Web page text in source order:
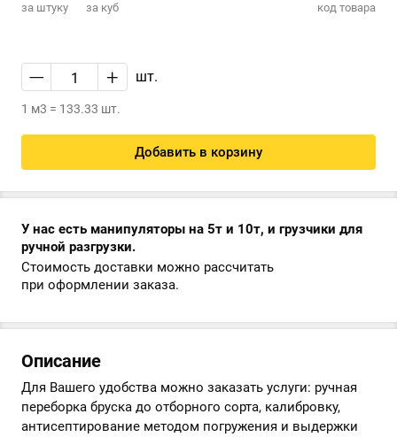
за штуку
за куб код товара
— + шт.
1 м3 = 133.33 шт.
Добавить в корзину
У нас есть манипуляторы на 5т и 10т, и грузчики для
ручной разгрузки.
Стоимость доставки можно рассчитать
при оформлении заказа.
Описание
Для Вашего удобства можно заказать услуги: ручная
переборка бруска до отборного сорта, калибровку,
антисептирование методом погружения и выдержки